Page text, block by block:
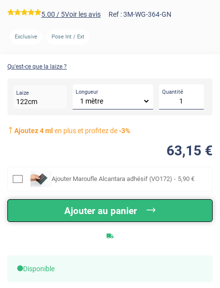
*****
5.00 / 5Voir les avis Ref :3M-WG-364-GN
Exclusive Pose Int / Ext
Qu'est-ce que la laize ?
Laize
122cm
Longueur Quantité
Ajoutez4ml en plus et profitez de-3%
63,15 €
Ajouter Maroufle Alcantara adhésif (VO172) - 5,90 €
Ajouter au panier
Disponible